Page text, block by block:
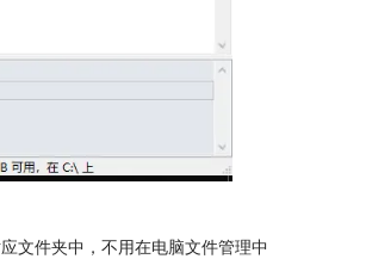
文件夹中，不用在电脑文件管理中